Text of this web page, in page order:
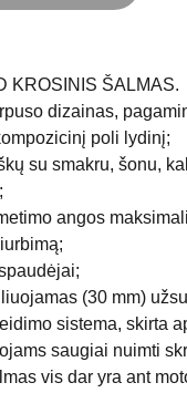
KROSINIS ŠALMAS.
dizainas,
poli lydinį;
su smakru, šonu,
angos
(30 mm)
sistema, skirta
saugiai nuimti
vis dar yra ant